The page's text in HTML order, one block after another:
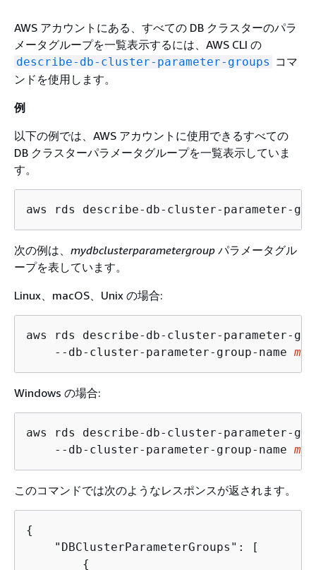
AWS アカウントにある、すべての DB クラスターのパラ
メータグループを一覧表示するには、AWS CLI の
describe-db-cluster-parameter-groups コマ
ンドを使用します。
例
以下の例では、AWS アカウントに使用できるすべての
DB クラスターパラメータグループを一覧表示していま
す。
aws rds describe-db-cluster-parameter-
次の例は、 mydbclusterparametergroup パラメータグル
ープを表しています。
Linux、macOS、Unix の場合:
aws rds describe-db-cluster-parameter-
    --db-cluster-parameter-group-name
Windows の場合:
aws rds describe-db-cluster-parameter-
    --db-cluster-parameter-group-name
このコマンドでは次のようなレスポンスが返されます。
{
    "DBClusterParameterGroups": [
{